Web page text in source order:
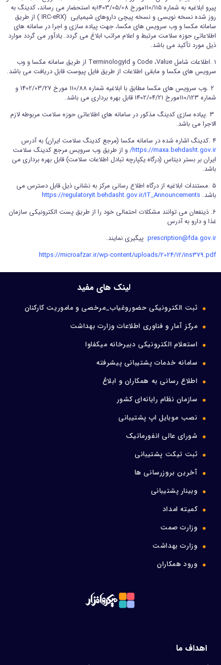
ورود اعضا
تماس با ما
پیرو ابلاغیه به شماره 110/115مورخ 1403/05/08به استحضار می رساند، کدینگ به
روز شده نسخه نویسی و نسخه پیچی داروهای شیمیایی (IRC-eRX ) از طریق
سامانه مکسا و وب سرویس های مکسا، جهت پیاده سازی و اجرا در سامانه های
اطلاعاتی حوزه سلامت مرتبط و اعلام مراتب ابلاغ می گردد. یادآور می گردد موارد
ذیل مورد تأکید می باشد.
١ .اطلاعات شامل Code ،Value و TerminologyId از طریق سامانه مکسا و وب
سرویس های مکسا و مابقی اطلاعات از طریق فایل پیوست قابل دریافت می باشد.
٢ .وب سرویس های مکسا مطابق با ابلاغیه شماره 110/88 مورخ 1402/03/27 و
شماره 110/123مورخ 1402/04/21 قابل بهره برداری می باشد.
٣ .پیاده سازی کدینگ مذکور در سامانه های اطلاعاتی حوزه سلامت مربوطه لازم
الاجرا می باشد.
٤ .کدینگ اشاره شده در سامانه مکسا (مرجع کدینگ سلامت ایران) به آدرس
https://maxa.behdasht.gov.ir/ و از طریق وب سرویس مرجع کدینگ سلامت
ایران بر بستر دیتاس (درگاه یکپارچه تبادل اطلاعات سلامت) قابل بهره برداری می
باشد.
۵ .مستندات ابلاغیه از درگاه اطلاع رسانی مرکز به نشانی ذیل قابل دسترس می
باشد. https://regulatoryit.behdasht.gov.ir/IT_Announcements
6. ذینفعان می توانند مشکلات احتمالی خود را از طریق پست الکترونیکی سازمان
غذا و دارو به آدرس
prescription@fda.gov.ir پیگیری نمایند.
https://microafzar.ir/wp-content/uploads/2024/12/ins379.pdf
لینک های مفید
ثبت الکترونیکی حضوروغیاب_مرخصی و ماموریت کارکنان
مرکز آمار و فناوری اطلاعات وزارت بهداشت
استعلام الکترونیکی دبیرخانه میکفاوا
سامانه خدمات پشتیبانی پیشرفته
اطلاع رسانی به همکاران و ابلاغ
سازمان نظام رایانه‌ای کشور
نصب موبایل اپ پشتیبانی
شورای عالی انفورماتیک
ثبت تیکت پشتیبانی
آخرین بروزرسانی ها
وبینار پشتیبانی
کمیته امداد
وزارت صمت
وزارت بهداشت
ورود همکاران
اهداف ما